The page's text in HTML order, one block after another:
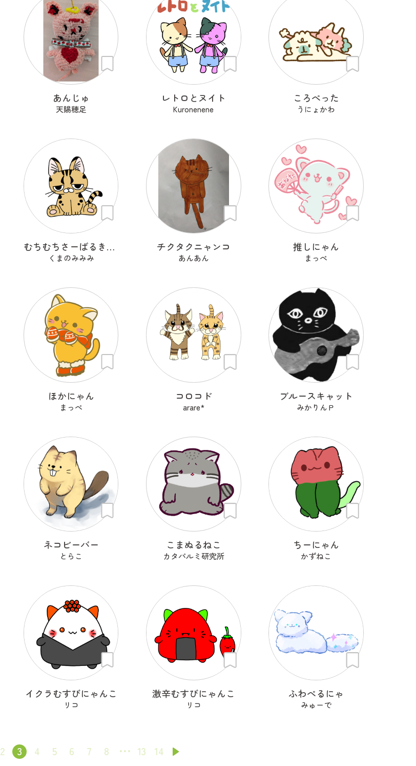
あんじゅ
天賜穂足
レトロとヌイト
Kuronenene
ころぺった
うにょかわ
むちむちさーばるきゃっと
くまのみみみ
チクタクニャンコ
あんあん
推しにゃん
まっぺ
ほかにゃん
まっぺ
コロコド
arare*
ブルースキャット
みかりんＰ
ネコビーバー
とらこ
こまぬるねこ
カタパルミ研究所
ちーにゃん
かずねこ
イクラむすびにゃんこ
リコ
激辛むすびにゃんこ
リコ
ふわぺるにゃ
みゅーで
2 3 4 5 6 7 8 13 14